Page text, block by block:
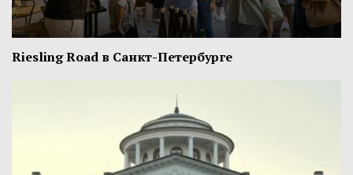
Riesling Road в Санкт-Петербурге